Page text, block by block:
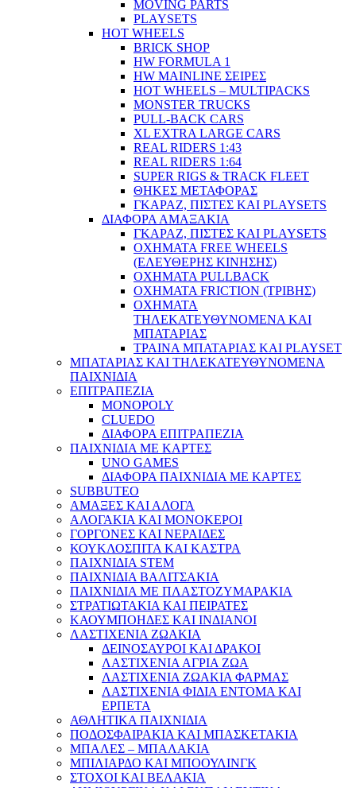
MOVING PARTS
PLAYSETS
HOT WHEELS
BRICK SHOP
HW FORMULA 1
HW MAINLINE ΣΕΙΡΕΣ
HOT WHEELS – MULTIPACKS
MONSTER TRUCKS
PULL-BACK CARS
XL EXTRA LARGE CARS
REAL RIDERS 1:43
REAL RIDERS 1:64
SUPER RIGS & TRACK FLEET
ΘΗΚΕΣ ΜΕΤΑΦΟΡΑΣ
ΓΚΑΡΑΖ, ΠΙΣΤΕΣ ΚΑΙ PLAYSETS
ΔΙΑΦΟΡΑ ΑΜΑΞΑΚΙΑ
ΓΚΑΡΑΖ, ΠΙΣΤΕΣ ΚΑΙ PLAYSETS
ΟΧΗΜΑΤΑ FREE WHEELS
(ΕΛΕΥΘΕΡΗΣ ΚΙΝΗΣΗΣ)
ΟΧΗΜΑΤΑ PULLBACK
ΟΧΗΜΑΤΑ FRICTION (ΤΡΙΒΗΣ)
ΟΧΗΜΑΤΑ
ΤΗΛΕΚΑΤΕΥΘΥΝΟΜΕΝΑ ΚΑΙ
ΜΠΑΤΑΡΙΑΣ
ΤΡΑΙΝΑ ΜΠΑΤΑΡΙΑΣ ΚΑΙ PLAYSET
ΜΠΑΤΑΡΙΑΣ ΚΑΙ ΤΗΛΕΚΑΤΕΥΘΥΝΟΜΕΝΑ
ΠΑΙΧΝΙΔΙΑ
ΕΠΙΤΡΑΠΕΖΙΑ
MONOPOLY
CLUEDO
ΔΙΑΦΟΡΑ ΕΠΙΤΡΑΠΕΖΙΑ
ΠΑΙΧΝΙΔΙΑ ΜΕ ΚΑΡΤΕΣ
UNO GAMES
ΔΙΑΦΟΡΑ ΠΑΙΧΝΙΔΙΑ ΜΕ ΚΑΡΤΕΣ
SUBBUTEO
ΑΜΑΞΕΣ ΚΑΙ ΑΛΟΓΑ
ΑΛΟΓΑΚΙΑ ΚΑΙ ΜΟΝΟΚΕΡΟΙ
ΓΟΡΓΟΝΕΣ ΚΑΙ ΝΕΡΑΙΔΕΣ
ΚΟΥΚΛΟΣΠΙΤΑ ΚΑΙ ΚΑΣΤΡΑ
ΠΑΙΧΝΙΔΙΑ STEM
ΠΑΙΧΝΙΔΙΑ ΒΑΛΙΤΣΑΚΙΑ
ΠΑΙΧΝΙΔΙΑ ΜΕ ΠΛΑΣΤΟΖΥΜΑΡΑΚΙΑ
ΣΤΡΑΤΙΩΤΑΚΙΑ ΚΑΙ ΠΕΙΡΑΤΕΣ
ΚΑΟΥΜΠΟΗΔΕΣ ΚΑΙ ΙΝΔΙΑΝΟΙ
ΛΑΣΤΙΧΕΝΙΑ ΖΩΑΚΙΑ
ΔΕΙΝΟΣΑΥΡΟΙ ΚΑΙ ΔΡΑΚΟΙ
ΛΑΣΤΙΧΕΝΙΑ ΑΓΡΙΑ ΖΩΑ
ΛΑΣΤΙΧΕΝΙΑ ΖΩΑΚΙΑ ΦΑΡΜΑΣ
ΛΑΣΤΙΧΕΝΙΑ ΦΙΔΙΑ ΕΝΤΟΜΑ ΚΑΙ
ΕΡΠΕΤΑ
ΑΘΛΗΤΙΚΑ ΠΑΙΧΝΙΔΙΑ
ΠΟΔΟΣΦΑΙΡΑΚΙΑ ΚΑΙ ΜΠΑΣΚΕΤΑΚΙΑ
ΜΠΑΛΕΣ – ΜΠΑΛΑΚΙΑ
ΜΠΙΛΙΑΡΔΟ ΚΑΙ ΜΠΟΟΥΛΙΝΓΚ
ΣΤΟΧΟΙ ΚΑΙ ΒΕΛΑΚΙΑ